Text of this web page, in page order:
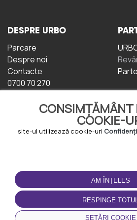
CONSIMȚĂMÂNT
COOKIE-
site-ul utilizează cookie-uri
AM ÎNŢELES
RESPINGE
SETĂRI COOKIE
DESPRE URBO
Parcare
Despre noi
Contacte
0700 70 270
TERMENI DE UTILIZARE
Termeni și condiții
Politica de
Confidențialitate
Politica de cookie-uri